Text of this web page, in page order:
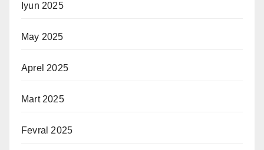
Iyun 2025
May 2025
Aprel 2025
Mart 2025
Fevral 2025